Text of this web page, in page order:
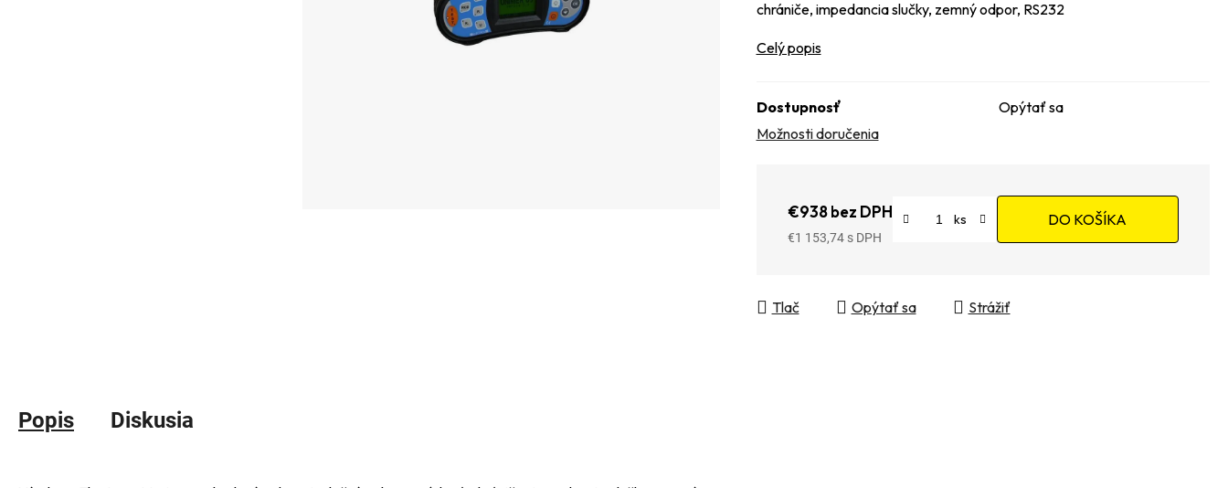
chrániče, impedancia slučky, zemný odpor, RS232
Celý popis
Dostupnosť
Opýtať sa
Možnosti doručenia
€938 bez DPH
€1 153,74
DO KOŠÍKA
Tlač Opýtať sa Strážiť
Popis Diskusia